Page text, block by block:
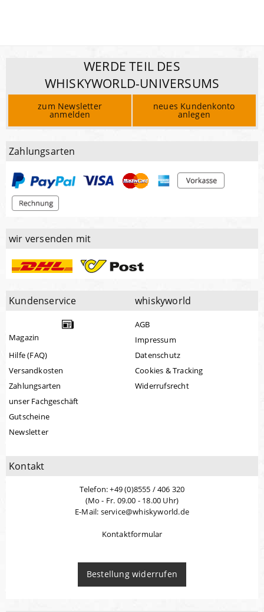
WERDE TEIL DES
WHISKYWORLD-UNIVERSUMS
zum Newsletter
anmelden
neues Kundenkonto
anlegen
Zahlungsarten
wir versenden mit
Kundenservice
Magazin
Hilfe (FAQ)
Versandkosten
Zahlungsarten
unser Fachgeschäft
Gutscheine
Newsletter
whiskyworld
AGB
Impressum
Datenschutz
Cookies & Tracking
Widerrufsrecht
Kontakt
Telefon: +49 (0)8555 / 406 320
(Mo - Fr. 09.00 - 18.00 Uhr)
E-Mail: service@whiskyworld.de
Kontaktformular
Bestellung widerrufen